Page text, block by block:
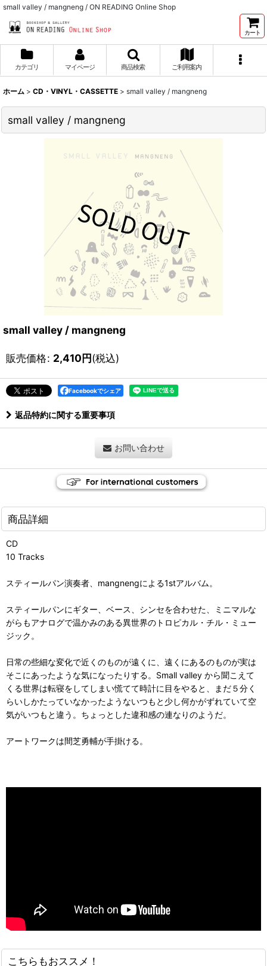
small valley / mangneng / ON READING Online Shop
カート
カテゴリ マイページ 商品検索 ご利用案内
ホーム > CD・VINYL・CASSETTE > small valley / mangneng
small valley / mangneng
small valley / mangneng
販売価格: 2,410円(税込)
Facebookでシェア
返品特約に関する重要事項
お問い合わせ
商品詳細
CD
10 Tracks
スティールパン演奏者、mangnengによる1stアルバム。
スティールパンにギター、ベース、シンセを合わせた、ミニマルな
がらもアナログで温かみのある異世界のトロピカル・チル・ミュー
ジック。
日常の些細な変化で近くのものが遠くに、遠くにあるのものが実は
そこにあったような気になったりする。Small valley から聞こえて
くる世界は転寝をしてしまい慌てて時計に目をやると、まだ５分く
らいしかたっていなかったようないつもと少し何かがずれていて空
気がいつもと違う。ちょっとした違和感の連なりのようだ。
アートワークは間芝勇輔が手掛ける。
こちらもおススメ！